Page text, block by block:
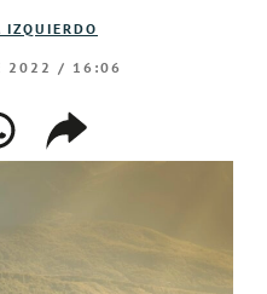
IZQUIERDO
2022 / 16:06
compartir
enlace